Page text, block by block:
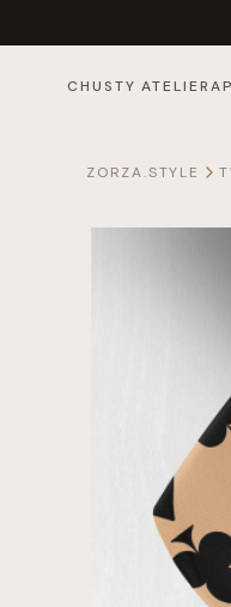
CHUSTY ATELIER
ZORZA.STYLE